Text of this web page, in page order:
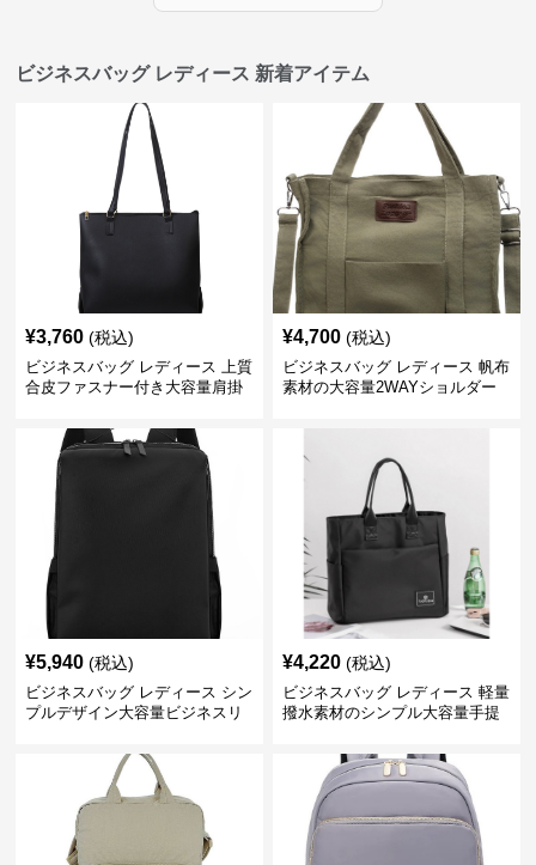
ビジネスバッグ レディース 新着アイテム
¥3,760 (税込)
ビジネスバッグ レディース 上質
合皮ファスナー付き大容量肩掛
¥4,700 (税込)
ビジネスバッグ レディース 帆布
素材の大容量2WAYショルダー
¥5,940 (税込)
ビジネスバッグ レディース シン
プルデザイン大容量ビジネスリ
¥4,220 (税込)
ビジネスバッグ レディース 軽量
撥水素材のシンプル大容量手提